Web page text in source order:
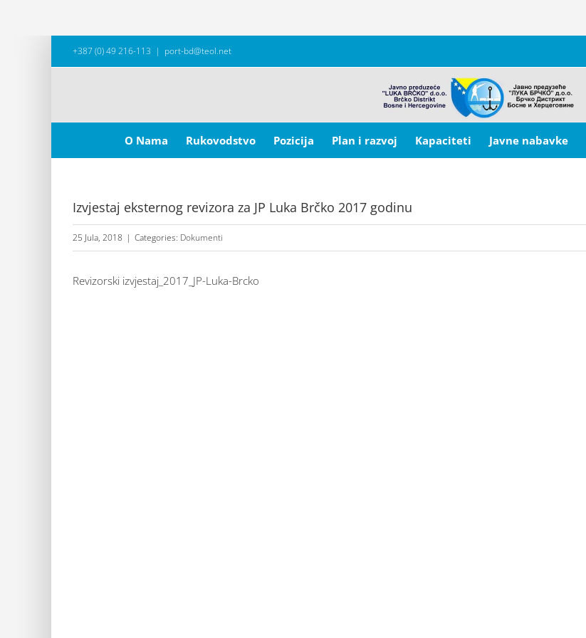
+387 (0) 49 216-113 | port-bd@teol.net
for:
O Nama
Rukovodstvo Pozicija Plan i razvoj Kapaciteti Javne nabavke
Izvjestaj eksternog revizora za JP Luka Brčko 2017 godinu
25 Jula, 2018 | Categories: Dokumenti
Revizorski izvjestaj_2017_JP-Luka-Brcko